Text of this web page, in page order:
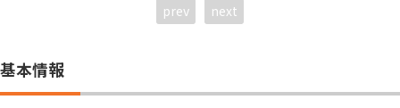
prev next
基本情報